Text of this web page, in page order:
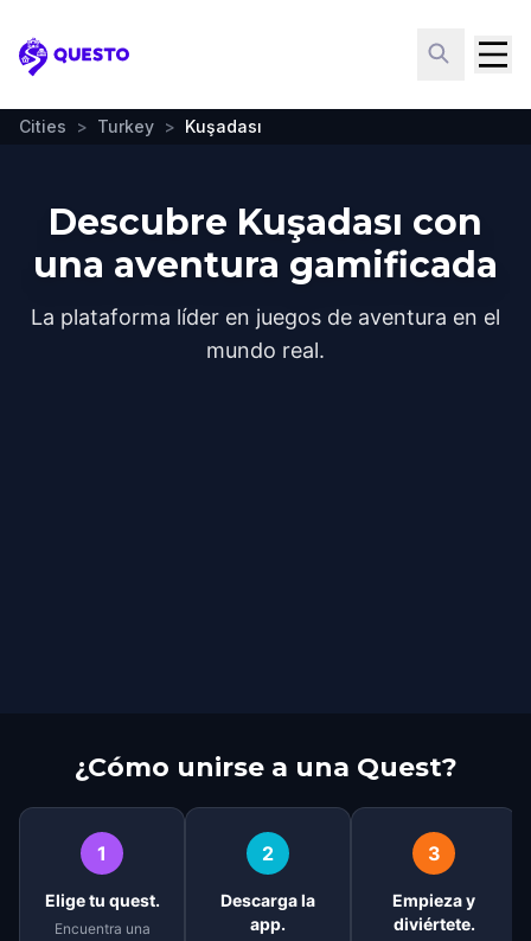
Questo
Cities > Turkey > Kuşadası
Descubre Kuşadası con
una aventura gamificada
La plataforma líder en juegos de aventura en el
mundo real.
¿Cómo unirse a una Quest?
1
Elige tu quest.
Encuentra una
2
Descarga la
app.
3
Empieza y
diviértete.